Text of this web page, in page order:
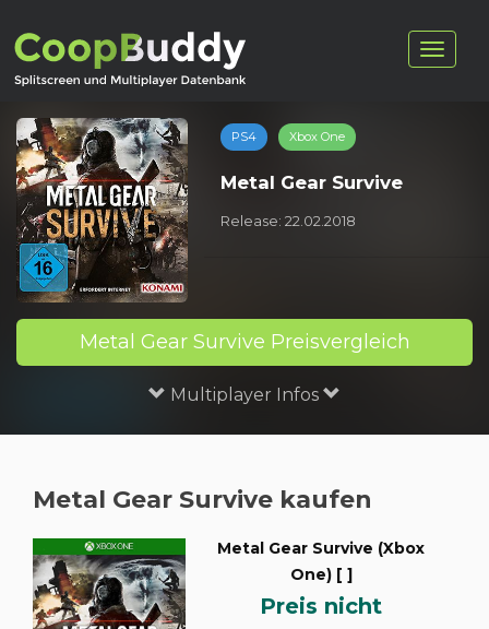
PS4 Xbox One
Metal Gear Survive
Release: 22.02.2018
Metal Gear Survive Preisvergleich
Multiplayer Infos
Metal Gear Survive kaufen
Metal Gear Survive (Xbox
One) [ ]
Preis nicht